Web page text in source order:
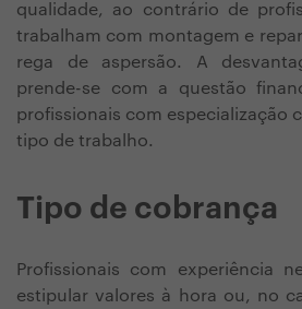
qualidade, ao contrário de
trabalham com montagem e
rega de aspersão. A
prende-se com a questão
profissionais com especialização
tipo de trabalho.
Tipo de cobrança
Profissionais com experiência
estipular valores à hora ou, no